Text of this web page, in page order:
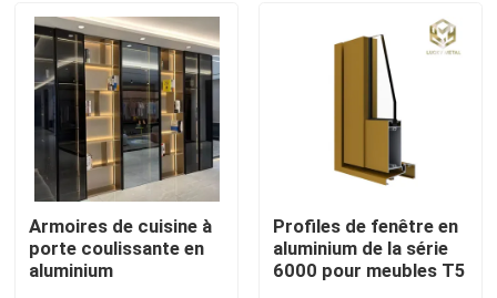
Aperçu
Produits
Armoires de cuisine à
porte coulissante en
aluminium
Profiles de fenêtre en
aluminium de la série
6000 pour meubles T5